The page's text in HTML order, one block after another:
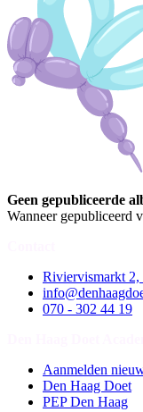
Geen gepubliceerde
Wanneer gepubliceerd
Riviervismarkt
070 - 302 44 19
Aanmelden
Den Haag Doet
PEP Den Haag